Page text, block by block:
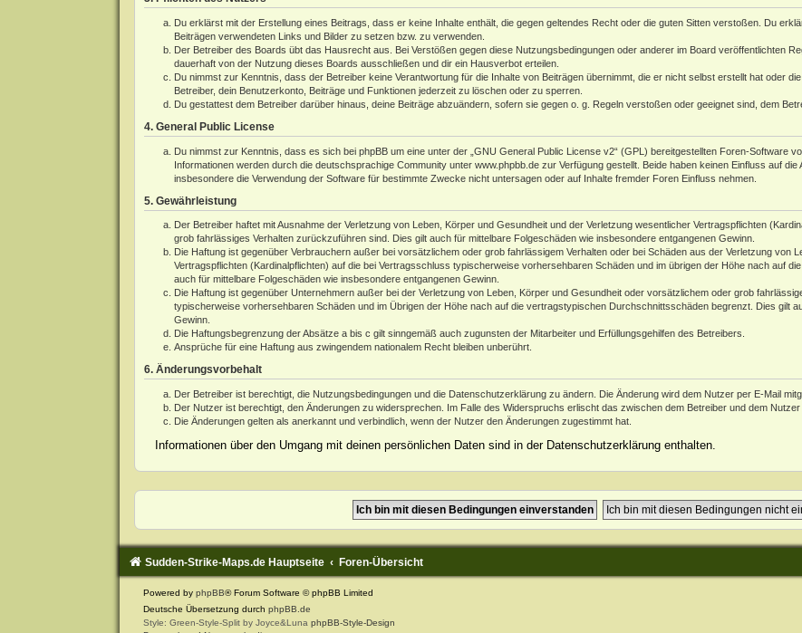
Du erklärst mit der Erstellung eines Beitrags, dass er keine Inhalte enthält, die gegen geltendes Recht oder die guten Sitten verstoßen. Du
Beiträgen verwendeten Links und Bilder zu setzen bzw. zu verwenden.
Der Betreiber des Boards übt das Hausrecht aus. Bei Verstößen gegen diese Nutzungsbedingungen oder anderer im Board veröffentlichten
dauerhaft von der Nutzung dieses Boards ausschließen und dir ein Hausverbot erteilen.
Du nimmst zur Kenntnis, dass der Betreiber keine Verantwortung für die Inhalte von Beiträgen übernimmt, die er nicht selbst erstellt hat oder
Betreiber, dein Benutzerkonto, Beiträge und Funktionen jederzeit zu löschen oder zu sperren.
Du gestattest dem Betreiber darüber hinaus, deine Beiträge abzuändern, sofern sie gegen o. g. Regeln verstoßen oder geeignet sind, dem
4. General Public License
Du nimmst zur Kenntnis, dass es sich bei phpBB um eine unter der „ GNU General Public License v2“ (GPL) bereitgestellten Foren-Software
Informationen werden durch die deutschsprachige Community unter www.phpbb.dezur Verfügung gestellt. Beide haben keinen Einfluss auf
insbesondere die Verwendung der Software für bestimmte Zwecke nicht untersagen oder auf Inhalte fremder Foren Einfluss nehmen.
5. Gewährleistung
Der Betreiber haftet mit Ausnahme der Verletzung von Leben, Körper und Gesundheit und der Verletzung wesentlicher Vertragspflichten
grob fahrlässiges Verhalten zurückzuführen sind. Dies gilt auch für mittelbare Folgeschäden wie insbesondere entgangenen Gewinn.
Die Haftung ist gegenüber Verbrauchern außer bei vorsätzlichem oder grob fahrlässigem Verhalten oder bei Schäden aus der Verletzung von
Vertragspflichten (Kardinalpflichten) auf die bei Vertragsschluss typischerweise vorhersehbaren Schäden und im übrigen der Höhe nach auf
auch für mittelbare Folgeschäden wie insbesondere entgangenen Gewinn.
Die Haftung ist gegenüber Unternehmern außer bei der Verletzung von Leben, Körper und Gesundheit oder vorsätzlichem oder grob
typischerweise vorhersehbaren Schäden und im Übrigen der Höhe nach auf die vertragstypischen Durchschnittsschäden begrenzt. Dies gilt
Gewinn.
Die Haftungsbegrenzung der Absätze a bis c gilt sinngemäß auch zugunsten der Mitarbeiter und Erfüllungsgehilfen des Betreibers.
Ansprüche für eine Haftung aus zwingendem nationalem Recht bleiben unberührt.
6. Änderungsvorbehalt
Der Betreiber ist berechtigt, die Nutzungsbedingungen und die Datenschutzerklärung zu ändern. Die Änderung wird dem Nutzer per E-Mail
Der Nutzer ist berechtigt, den Änderungen zu widersprechen. Im Falle des Widerspruchs erlischt das zwischen dem Betreiber und dem
Die Änderungen gelten als anerkannt und verbindlich, wenn der Nutzer den Änderungen zugestimmt hat.
Informationen über den Umgang mit deinen persönlichen Daten sind in der Datenschutzerklärung enthalten.
Sudden-Strike-Maps.de Hauptseite Foren-Übersicht
Powered by phpBB® Forum Software © phpBB Limited
Deutsche Übersetzung durch phpBB.de
Style: Green-Style-Split by Joyce&Luna phpBB-Style-Design